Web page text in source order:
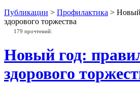
Публикации > Профилактика > Новый
здорового торжества
179 прочтений:
Новый год:
здорового